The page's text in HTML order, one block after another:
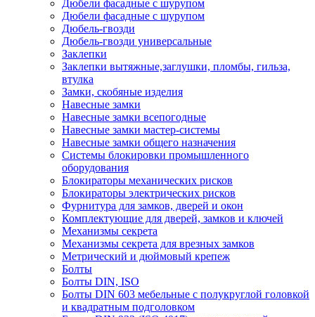
Дюбели фасадные с шурупом
Дюбели фасадные с шурупом
Дюбель-гвозди
Дюбель-гвозди универсальные
Заклепки
Заклепки вытяжные,заглушки, пломбы, гильза,
втулка
Замки, скобяные изделия
Навесные замки
Навесные замки всепогодные
Навесные замки мастер-системы
Навесные замки общего назначения
Системы блокировки промышленного
оборудования
Блокираторы механических рисков
Блокираторы электрических рисков
Фурнитура для замков, дверей и окон
Комплектующие для дверей, замков и ключей
Механизмы секрета
Механизмы секрета для врезных замков
Метрический и дюймовый крепеж
Болты
Болты DIN, ISO
Болты DIN 603 мебельные с полукруглой головкой
и квадратным подголовком